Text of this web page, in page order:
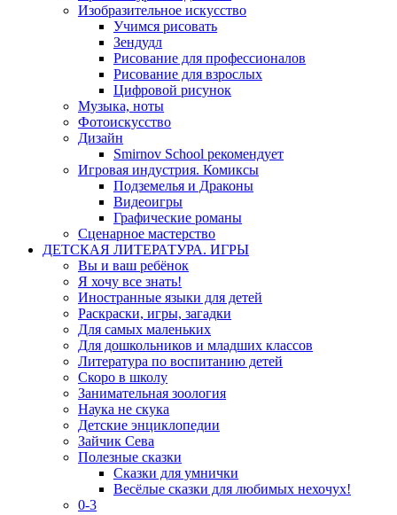
Изобразительное искусство
Учимся рисовать
Зендудл
Рисование для профессионалов
Рисование для взрослых
Цифровой рисунок
Музыка, ноты
Фотоискусство
Дизайн
Smirnov School рекомендует
Игровая индустрия. Комиксы
Подземелья и Драконы
Видеоигры
Графические романы
Сценарное мастерство
ДЕТСКАЯ ЛИТЕРАТУРА. ИГРЫ
Вы и ваш ребёнок
Я хочу все знать!
Иностранные языки для детей
Раскраски, игры, загадки
Для самых маленьких
Для дошкольников и младших классов
Литература по воспитанию детей
Скоро в школу
Занимательная зоология
Наука не скука
Детские энциклопедии
Зайчик Сева
Полезные сказки
Сказки для умнички
Весёлые сказки для любимых нехочух!
0-3